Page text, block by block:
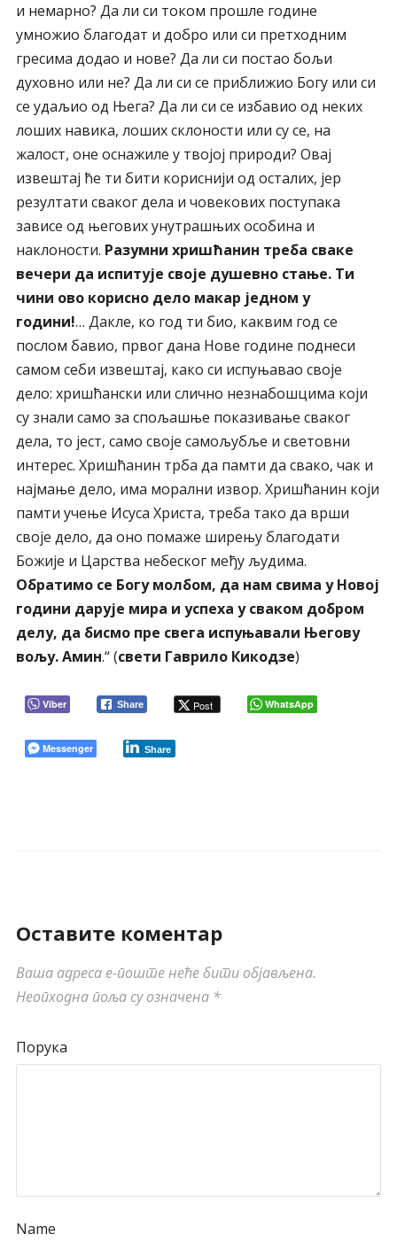
и немарно? Да ли си током прошле године
умножио благодат и добро или си претходним
гресима додао и нове? Да ли си постао бољи
духовно или не? Да ли си се приближио Богу или си
се удаљио од Њега? Да ли си се избавио од неких
лоших навика, лоших склоности или су се, на
жалост, оне оснажиле у твојој природи? Овај
извештај ће ти бити кориснији од осталих, јер
резултати сваког дела и човекових поступака
зависе од његових унутрашњих особина и
наклоности. Разумни хришћанин треба сваке
вечери да испитује своје душевно стање. Ти
чини ово корисно дело макар једном у
години!… Дакле, ко год ти био, каквим год се
послом бавио, првог дана Нове године поднеси
самом себи извештај, како си испуњавао своје
дело: хришћански или слично незнабошцима који
су знали само за спољашње показивање сваког
дела, то јест, само своје самољубље и световни
интерес. Хришћанин трба да памти да свако, чак и
најмање дело, има морални извор. Хришћанин који
памти учење Исуса Христа, треба тако да врши
своје дело, да оно помаже ширењу благодати
Божије и Царства небеског међу људима.
Обратимо се Богу молбом, да нам свима у Новој
години дарује мира и успеха у сваком добром
делу, да бисмо пре свега испуњавали Његову
вољу. Амин.“ (свети Гаврило Кикодзе)
Viber Share Post WhatsApp
Messenger Share
Оставите коментар
Ваша адреса е-поште неће бити објављена.
Неопходна поља су означена *
Порука
Name